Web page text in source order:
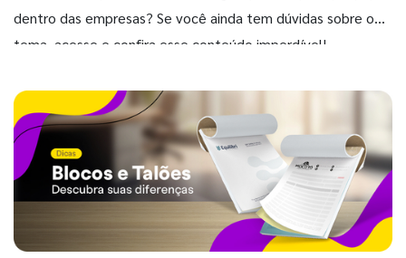
dentro das empresas? Se você ainda tem dúvidas sobre o
tema, acesse e confira esse conteúdo imperdível!